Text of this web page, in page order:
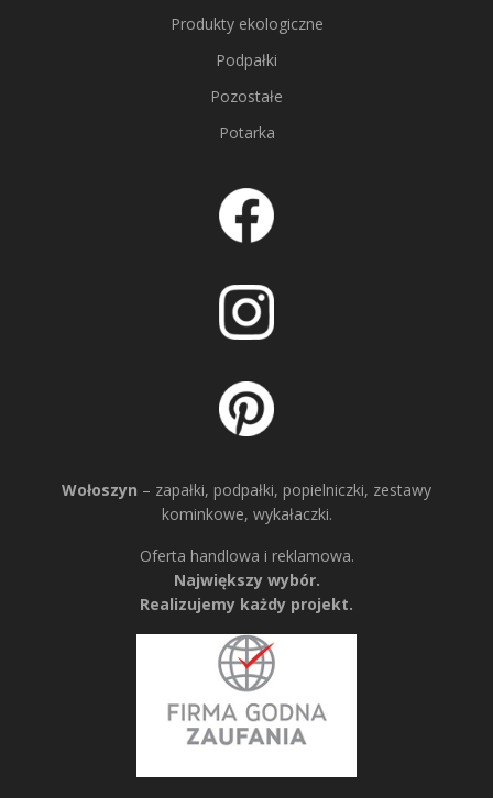
Produkty ekologiczne
Podpałki
Pozostałe
Potarka
Wołoszyn – zapałki, podpałki, popielniczki, zestawy
kominkowe, wykałaczki.
Oferta handlowa i reklamowa.
Największy wybór.
Realizujemy każdy projekt.